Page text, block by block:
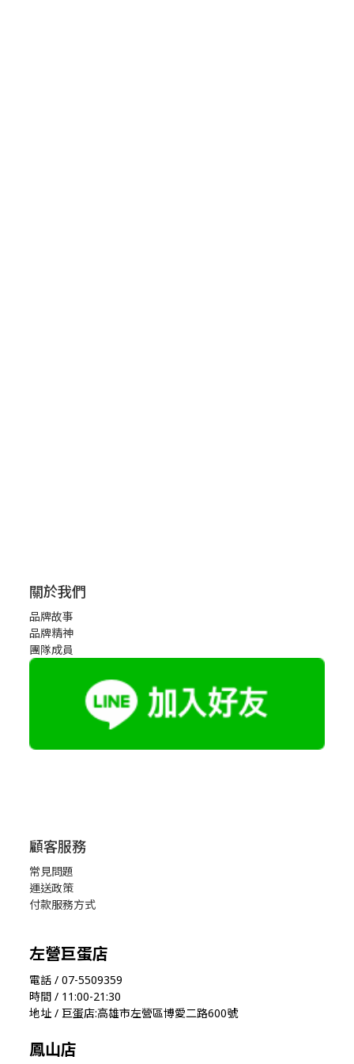
關於我們
品牌故事
品牌精神
團隊成員
顧客服務
常見問題
運送政策
付款服務方式
左營巨蛋店
電話 / 07-5509359
時間 / 11:00-21:30
地址 / 巨蛋店:高雄市左營區博愛二路600號
鳳山店